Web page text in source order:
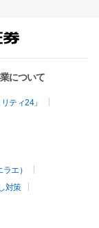
について
ティ24」
エ）
対策